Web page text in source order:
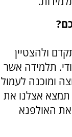
ולהצטיין
תלמידה אשר
ומוכנה לעמול
תמצא אצלנו את
האולפנא